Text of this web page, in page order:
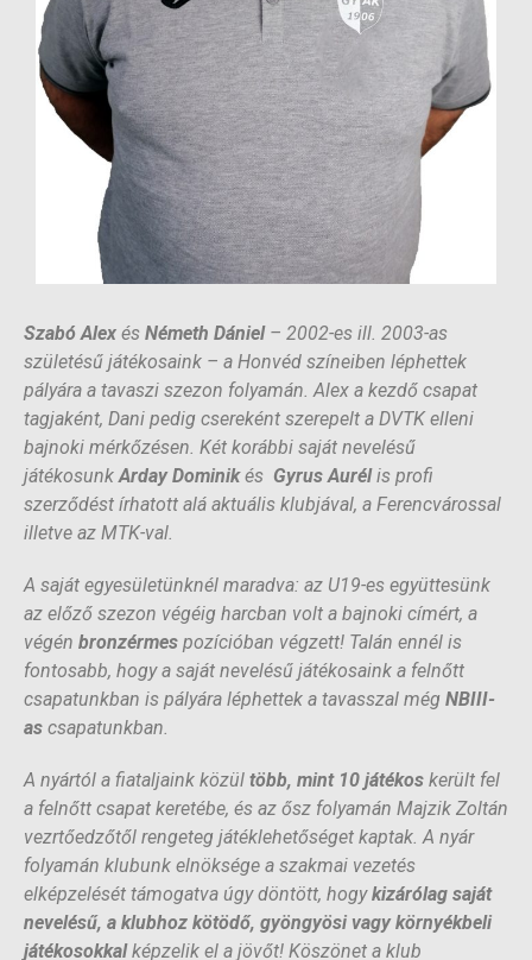
Szabó Alex és Németh Dániel– 2002-es ill. 2003-as
születésű játékosaink – a Honvéd színeiben léphettek
pályára a tavaszi szezon folyamán. Alex a kezdő csapat
tagjaként, Dani pedig csereként szerepelt a DVTK elleni
bajnoki mérkőzésen. Két korábbi saját nevelésű
játékosunk Arday Dominikés Gyrus Aurélis profi
szerződést írhatott alá aktuális klubjával, a Ferencvárossal
illetve az MTK-val.
A saját egyesületünknél maradva: az U19-es együttesünk
az előző szezon végéig harcban volt a bajnoki címért, a
végén bronzérmes pozícióban végzett! Talán ennél is
fontosabb, hogy a saját nevelésű játékosaink a felnőtt
csapatunkban is pályára léphettek a tavasszal még NBIII-
as csapatunkban.
A nyártól a fiataljaink közül több, mint 10 játékos került fel
a felnőtt csapat keretébe, és az ősz folyamán Majzik Zoltán
vezrtőedzőtől rengeteg játéklehetőséget kaptak. A nyár
folyamán klubunk elnöksége a szakmai vezetés
elképzelését támogatva úgy döntött, hogykizárólag saját
nevelésű, a klubhoz kötödő, gyöngyösi vagy környékbeli
játékosokkalképzelik el a jövőt! Köszönet a klub